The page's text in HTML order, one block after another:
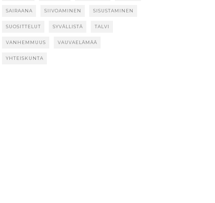
SAIRAANA SIIVOAMINEN SISUSTAMINEN
SUOSITTELUT SYVÄLLISTÄ TALVI
VANHEMMUUS VAUVAELÄMÄÄ
YHTEISKUNTA